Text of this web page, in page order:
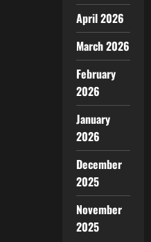
April 2026
March 2026
February
2026
January
2026
December
2025
November
2025